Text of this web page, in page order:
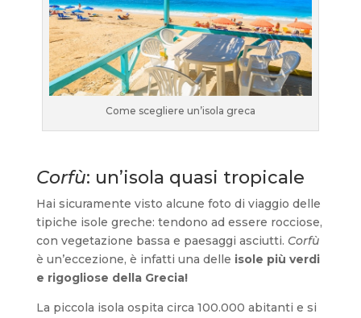
Come scegliere un’isola greca
Corfù: un’isola quasi tropicale
Hai sicuramente visto alcune foto di viaggio delle
tipiche isole greche: tendono ad essere rocciose,
con vegetazione bassa e paesaggi asciutti. Corfù
è un’eccezione, è infatti una delle isole più verdi
e rigogliose della Grecia!
La piccola isola ospita circa 100.000 abitanti e si